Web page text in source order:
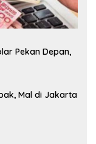
Pekan Depan,
Mal di Jakarta